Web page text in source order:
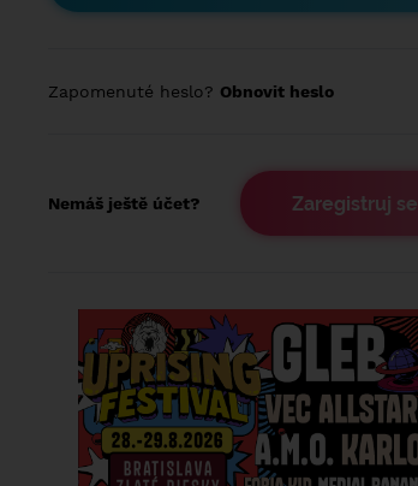
Zapomenuté heslo? Obnovit heslo
Nemáš ještě účet? Zaregistruj se